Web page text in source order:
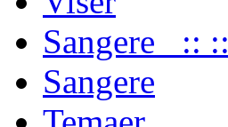
Sangere :: ::
Sangere